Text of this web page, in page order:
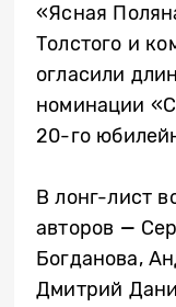
«Ясная
Толстого и
огласили
номинации
20-го
В лонг-лист
авторов —
Богданова,
Дмитрий